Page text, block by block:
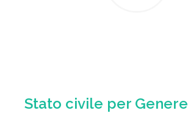
Stato civile per Genere